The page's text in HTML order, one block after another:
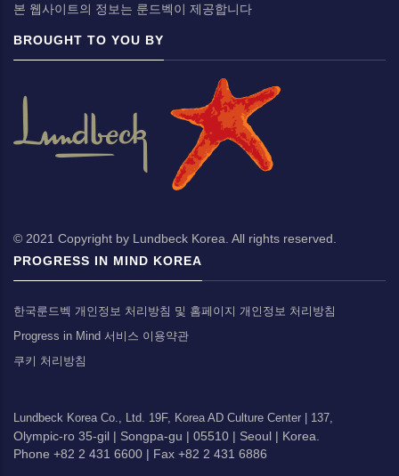
본 웹사이트의 정보는 룬드벡이 제공합니다
BROUGHT TO YOU BY
© 2021 Copyright by Lundbeck Korea. All rights reserved.
PROGRESS IN MIND KOREA
한국룬드벡 개인정보 처리방침 및 홈페이지 개인정보 처리방침
Progress in Mind 서비스 이용약관
쿠키 처리방침
Lundbeck Korea Co., Ltd. 19F, Korea AD Culture Center | 137,
Olympic-ro 35-gil | Songpa-gu | 05510 | Seoul | Korea.
Phone +82 2 431 6600 | Fax +82 2 431 6886